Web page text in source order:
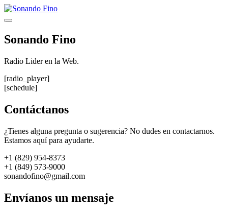
Saltar
al
Menú
Sonando Fino
Radio Lider en la Web.
[radio_player]
[schedule]
Contáctanos
¿Tienes alguna pregunta o sugerencia? No dudes en contactarnos.
Estamos aquí para ayudarte.
+1 (829) 954-8373
+1 (849) 573-9000
sonandofino@gmail.com
Envíanos un mensaje